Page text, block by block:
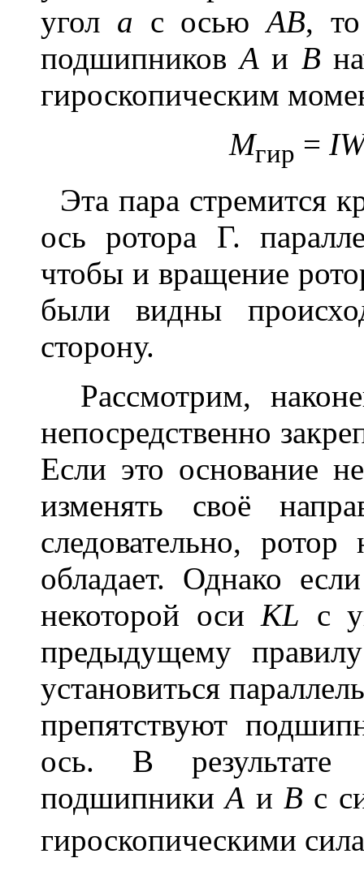
угол a с осьюАВ,
подшипниковАи В
гироскопическим
Мгир = I
Эта пара стремится
ось ротора Г.
чтобы и вращение
были видны
сторону.
Рассмотрим,
непосредственно
Если это основание
изменять своё
следовательно,
обладает. Однако
некоторой оси KL с
предыдущему
установиться
препятствуют
ось. В
подшипникиА и В с
гироскопическими